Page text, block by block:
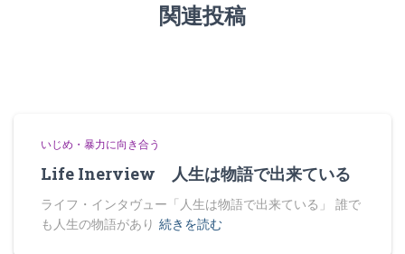
関連投稿
いじめ・暴力に向き合う
Life Inerview 人生は物語で出来ている
ライフ・インタヴュー「人生は物語で出来ている」 誰で
も人生の物語があり 続きを読む